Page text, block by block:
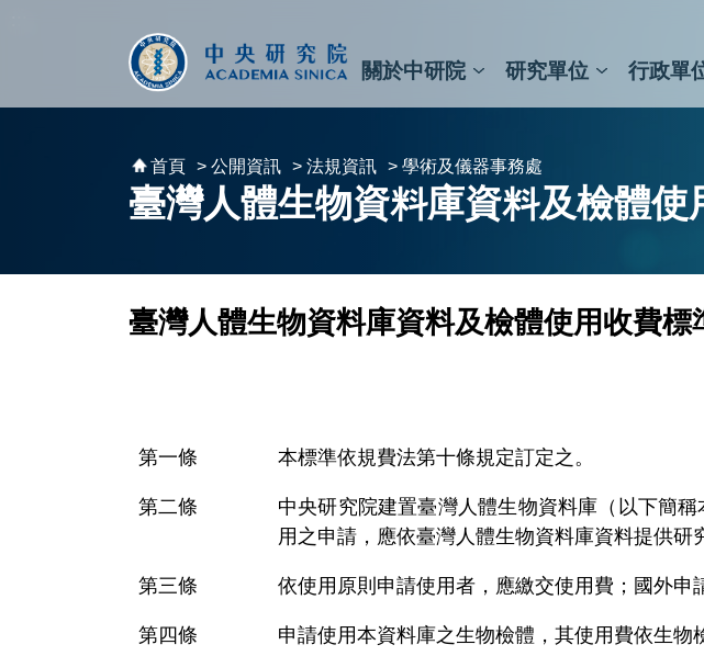
關於中研院 研究單位 行政單
首頁 > 公開資訊 > 法規資訊 > 學術及儀器事務處
臺灣人體生物資料庫資料及檢體使
臺灣人體生物資料庫資料及檢體使用收費標
本標準依規費法第十條規定訂定之。
中央研究院建置臺灣人體生物資料庫（以下簡
用之申請，應依臺灣人體生物資料庫資料提供研
依使用原則申請使用者，應繳交使用費；國外申
申請使用本資料庫之生物檢體，其使用費依生物